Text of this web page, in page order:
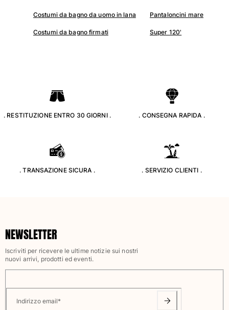
Camicie
Vedi tutti i Bambina
Costumi da bagno
Rashguard
Bikini
Neonato
Abiti e Gonne
Tute
Pantaloncini
T-shirt
Vedi tutti i Abbigliamento
Costumi da bagno da uomo in lana Pantaloncini mare
Costumi da bagno firmati Super 120'
. RESTITUZIONE ENTRO 30 GIORNI . . CONSEGNA RAPIDA .
. TRANSAZIONE SICURA . . SERVIZIO CLIENTI .
NEWSLETTER
Iscriviti per ricevere le ultime notizie sui nostri
nuovi arrivi, prodotti ed eventi.
Indirizzo email*